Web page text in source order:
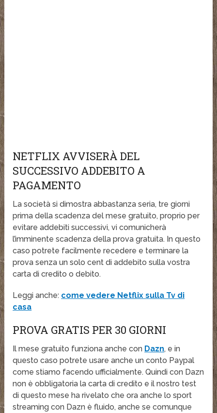
NETFLIX AVVISERÀ DEL
SUCCESSIVO ADDEBITO A
PAGAMENTO
La società si dimostra abbastanza seria, tre giorni
prima della scadenza del mese gratuito, proprio per
evitare addebiti successivi, vi comunicherà
l’imminente scadenza della prova gratuita. In questo
caso potrete facilmente recedere e terminare la
prova senza un solo cent di addebito sulla vostra
carta di credito o debito.
Leggi anche: come vedere Netflix sulla Tv di
casa
PROVA GRATIS PER 30 GIORNI
Il mese gratuito funziona anche con Dazn, e in
questo caso potrete usare anche un conto Paypal
come stiamo facendo ufficialmente. Quindi con Dazn
non è obbligatoria la carta di credito e il nostro test
di questo mese ha rivelato che ora anche lo sport
streaming con Dazn è fluido, anche se comunque